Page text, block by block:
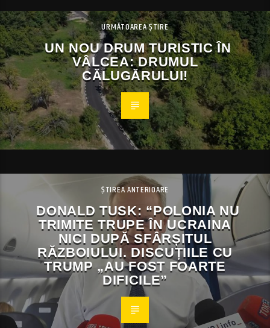
URMĂTOAREA ȘTIRE
UN NOU DRUM TURISTIC ÎN
VÂLCEA: DRUMUL
CĂLUGĂRULUI!
ȘTIREA ANTERIOARE
DONALD TUSK: “POLONIA NU
TRIMITE TRUPE ÎN UCRAINA
NICI DUPĂ SFÂRȘITUL
RĂZBOIULUI. DISCUȚIILE CU
TRUMP „AU FOST FOARTE
DIFICILE”